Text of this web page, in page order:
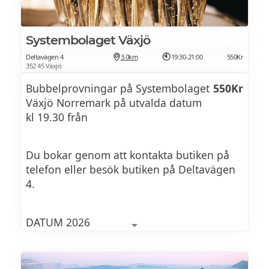
Systembolaget Växjö
Deltavägen 4
352 45 Växjö
3.0km 19:30-21:00 550Kr
Bubbelprovningar på Systembolaget
Växjö Norremark på utvalda datum
kl 19.30 från
550Kr
Du bokar genom att kontakta butiken på
telefon eller besök butiken på Deltavägen
4.
DATUM 2026
26 aug 2026: